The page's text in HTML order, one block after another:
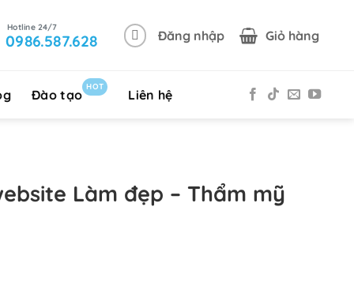
0986.587.628 Đăng nhập Giỏ hàng
Đào tạo
HOT
Liên hệ
Làm đẹp – Thẩm mỹ